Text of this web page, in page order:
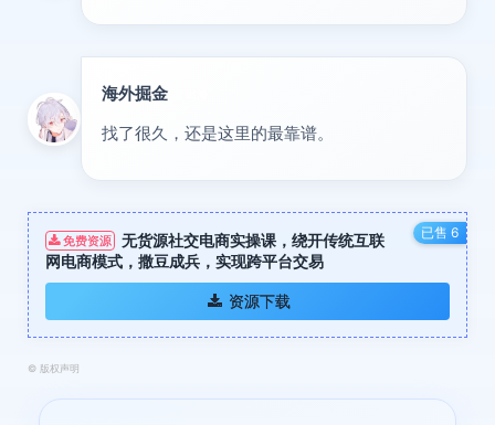
海外掘金
找了很久，还是这里的最靠谱。
已售 6
免费资源
无货源社交电商实操课，绕开传统互联
网电商模式，撒豆成兵，实现跨平台交易
资源下载
© 版权声明